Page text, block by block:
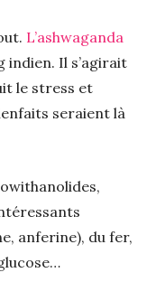
L’ashwaganda
indien. Il s’agirait
le stress et
seraient là
anferine), du fer,